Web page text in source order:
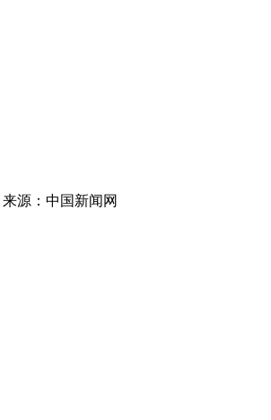
来源：中国新闻网